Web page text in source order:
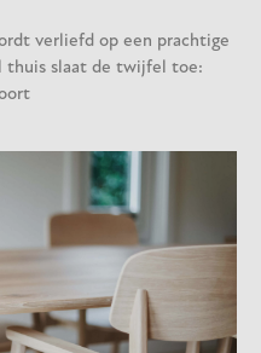
verliefd op een prachtige
thuis slaat de twijfel toe: